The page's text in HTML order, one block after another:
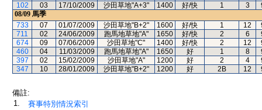
102
03 17/10/2009 沙田草地"A+3" 1400 好/快 1 3
08/09 馬季
733
07 01/07/2009 沙田草地"B+2" 1600 好/快 1 12
711
02 24/06/2009 跑馬地草地"A" 1650 好/快 2 6
674
09 07/06/2009 沙田草地"C" 1400 好/快 2 12
460
04 11/03/2009 跑馬地草地"A" 1650 好 1 8
397
02 15/02/2009 沙田草地"A" 1200 好 2 4
347
10 28/01/2009 沙田草地"B+2" 1200 好 2B 12
備註:
1.
賽事特別情況索引